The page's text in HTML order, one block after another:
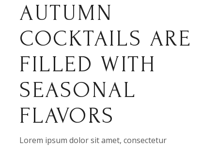
AUTUMN
COCKTAILS ARE
FILLED WITH
SEASONAL
FLAVORS
Lorem ipsum dolor sit amet, consectetur